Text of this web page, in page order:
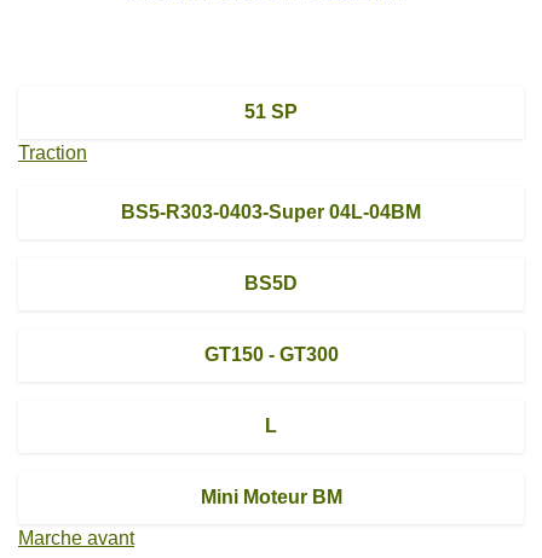
51 SP
Traction
BS5-R303-0403-Super 04L-04BM
BS5D
GT150 - GT300
L
Mini Moteur BM
Marche avant